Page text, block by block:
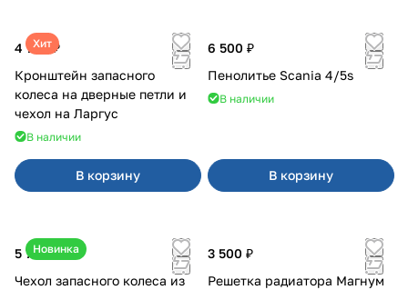
Хит
4 700 ₽
Кронштейн запасного
колеса на дверные петли и
чехол на Ларгус
В наличии
В корзину
6 500 ₽
Пенолитье Scania 4/5s
В наличии
В корзину
Новинка
5 700 ₽
Чехол запасного колеса из
3 500 ₽
Решетка радиатора Магнум